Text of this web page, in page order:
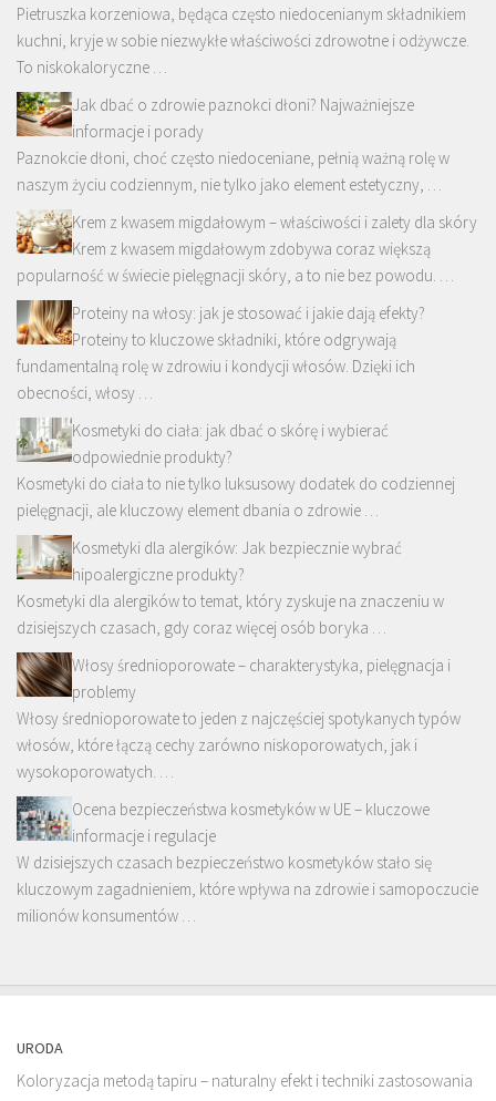
Pietruszka korzeniowa, będąca często niedocenianym składnikiem
kuchni, kryje w sobie niezwykłe właściwości zdrowotne i odżywcze.
To niskokaloryczne …
Jak dbać o zdrowie paznokci dłoni? Najważniejsze
informacje i porady
Paznokcie dłoni, choć często niedoceniane, pełnią ważną rolę w
naszym życiu codziennym, nie tylko jako element estetyczny, …
Krem z kwasem migdałowym – właściwości i zalety dla skóry
Krem z kwasem migdałowym zdobywa coraz większą
popularność w świecie pielęgnacji skóry, a to nie bez powodu. …
Proteiny na włosy: jak je stosować i jakie dają efekty?
Proteiny to kluczowe składniki, które odgrywają
fundamentalną rolę w zdrowiu i kondycji włosów. Dzięki ich
obecności, włosy …
Kosmetyki do ciała: jak dbać o skórę i wybierać
odpowiednie produkty?
Kosmetyki do ciała to nie tylko luksusowy dodatek do codziennej
pielęgnacji, ale kluczowy element dbania o zdrowie …
Kosmetyki dla alergików: Jak bezpiecznie wybrać
hipoalergiczne produkty?
Kosmetyki dla alergików to temat, który zyskuje na znaczeniu w
dzisiejszych czasach, gdy coraz więcej osób boryka …
Włosy średnioporowate – charakterystyka, pielęgnacja i
problemy
Włosy średnioporowate to jeden z najczęściej spotykanych typów
włosów, które łączą cechy zarówno niskoporowatych, jak i
wysokoporowatych. …
Ocena bezpieczeństwa kosmetyków w UE – kluczowe
informacje i regulacje
W dzisiejszych czasach bezpieczeństwo kosmetyków stało się
kluczowym zagadnieniem, które wpływa na zdrowie i samopoczucie
milionów konsumentów …
URODA
Koloryzacja metodą tapiru – naturalny efekt i techniki zastosowania